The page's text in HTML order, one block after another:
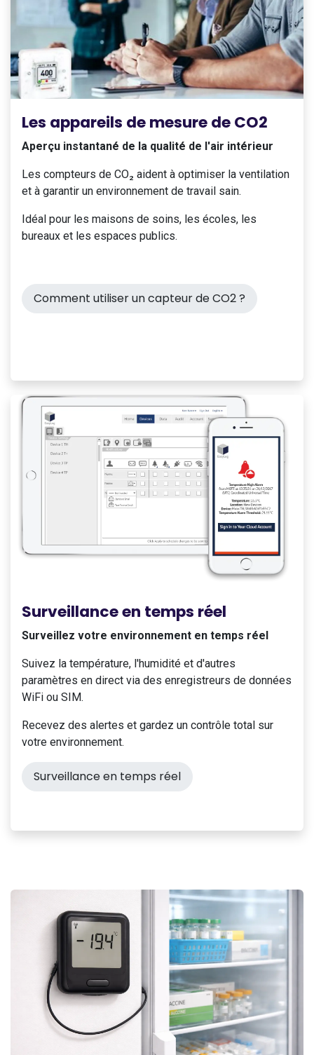
Les appareils de mesure de CO2
Aperçu instantané de la qualité de l'air intérieur
Les compteurs de CO₂ aident à optimiser la ventilation
et à garantir un environnement de travail sain.
Idéal pour les maisons de soins, les écoles, les
bureaux et les espaces publics.
Comment utiliser un capteur de CO2 ?
Surveillance en temps réel
Surveillez votre environnement en temps réel
Suivez la température, l'humidité et d'autres
paramètres en direct via des enregistreurs de données
WiFi ou SIM.
Recevez des alertes et gardez un contrôle total sur
votre environnement.
Surveillance en temps réel